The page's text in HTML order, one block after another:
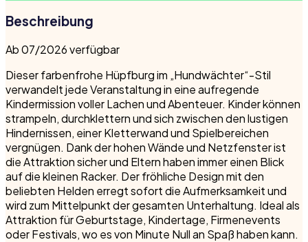
Beschreibung
Ab 07/2026 verfügbar
Dieser farbenfrohe Hüpfburg im „Hundwächter“-Stil
verwandelt jede Veranstaltung in eine aufregende
Kindermission voller Lachen und Abenteuer. Kinder können
strampeln, durchklettern und sich zwischen den lustigen
Hindernissen, einer Kletterwand und Spielbereichen
vergnügen. Dank der hohen Wände und Netzfenster ist
die Attraktion sicher und Eltern haben immer einen Blick
auf die kleinen Racker. Der fröhliche Design mit den
beliebten Helden erregt sofort die Aufmerksamkeit und
wird zum Mittelpunkt der gesamten Unterhaltung. Ideal als
Attraktion für Geburtstage, Kindertage, Firmenevents
oder Festivals, wo es von Minute Null an Spaß haben kann.